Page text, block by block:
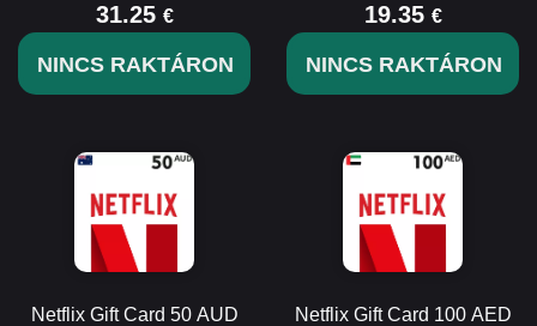
31.25 €
NINCS RAKTÁRON
19.35 €
NINCS RAKTÁRON
Netflix Gift Card 50 AUD
Netflix Gift Card 100 AED